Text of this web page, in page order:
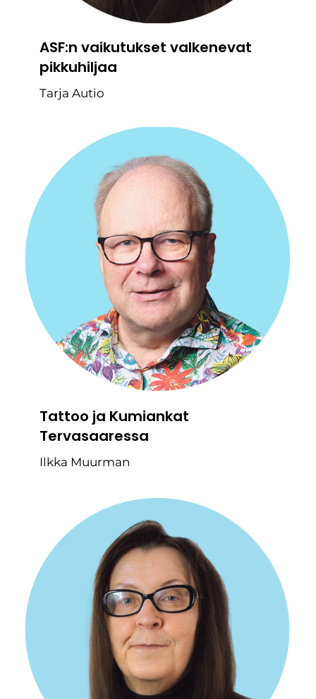
ASF:n vaikutukset valkenevat
pikkuhiljaa
Tarja Autio
Tattoo ja Kumiankat
Tervasaaressa
Ilkka Muurman